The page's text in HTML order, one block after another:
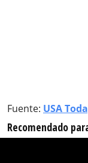
Fuente: USA
Recomendado